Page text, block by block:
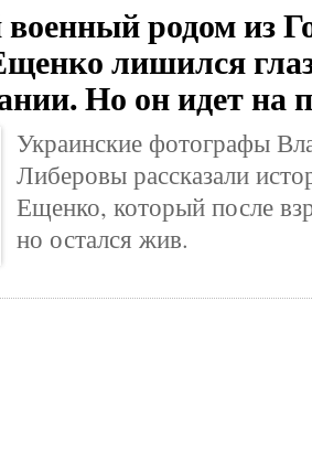
родом из
лишился
Но он идет на
Украинские фотографы
Либеровы рассказали
Ещенко, который после
но остался жив.